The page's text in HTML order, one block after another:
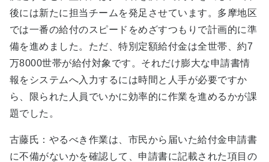
後には新たに担当チームを発足させています。多摩地区
では一番の給付のスピードをめざすつもりで計画的に準
備を進めました。ただ、特別定額給付金は全世帯、約7
万8000世帯が給付対象です。それだけ膨大な申請書情
報をシステムへ入力するには時間と人手が必要ですか
ら、限られた人員でいかに効率的に作業を進めるかが課
題でした。
古藤氏：やるべき作業は、市民から届いた給付金申請書
に不備がないかを確認して、申請書に記載された項目の